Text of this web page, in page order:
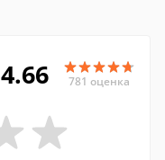
4.66 781 оценка